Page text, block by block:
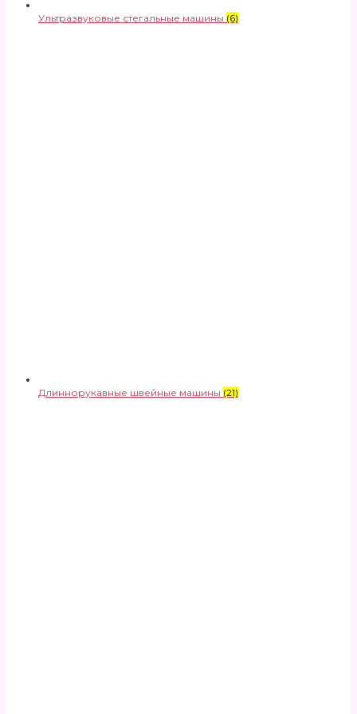
Ультразвуковые стегальные машины (6)
Длиннорукавные швейные машины (21)